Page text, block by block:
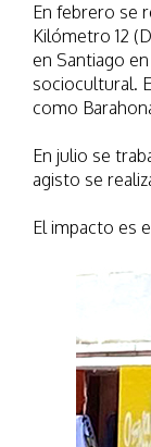
En febrero se
Kilómetro 12
en Santiago
sociocultural.
como
En julio se
agisto se
El impacto es